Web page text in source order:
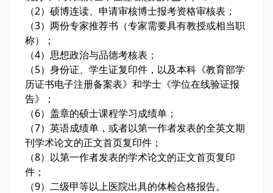
（2）硕博连读、申请审核博士报考资格审核表；
（3）两份专家推荐书（专家需要具有教授或相当职
称）；
（4）思想政治与品德考核表；
（5）身份证、学生证复印件，以及本科《教育部学
历证书电子注册备案表》和学士《学位在线验证报
告》；
（6）盖章的硕士课程学习成绩单；
（7）英语成绩单，或者以第一作者发表的全英文期
刊学术论文的正文首页复印件；
（8）以第一作者发表的学术论文的正文首页复印
件；
（9）二级甲等以上医院出具的体检合格报告。